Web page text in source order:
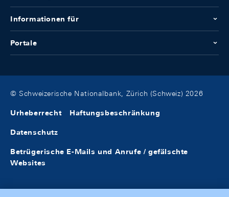
Informationen für
Portale
© Schweizerische Nationalbank, Zürich (Schweiz) 2026
Urheberrecht Haftungsbeschränkung
Datenschutz
Betrügerische E-Mails und Anrufe / gefälschte
Websites